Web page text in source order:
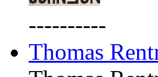
----------
Thomas